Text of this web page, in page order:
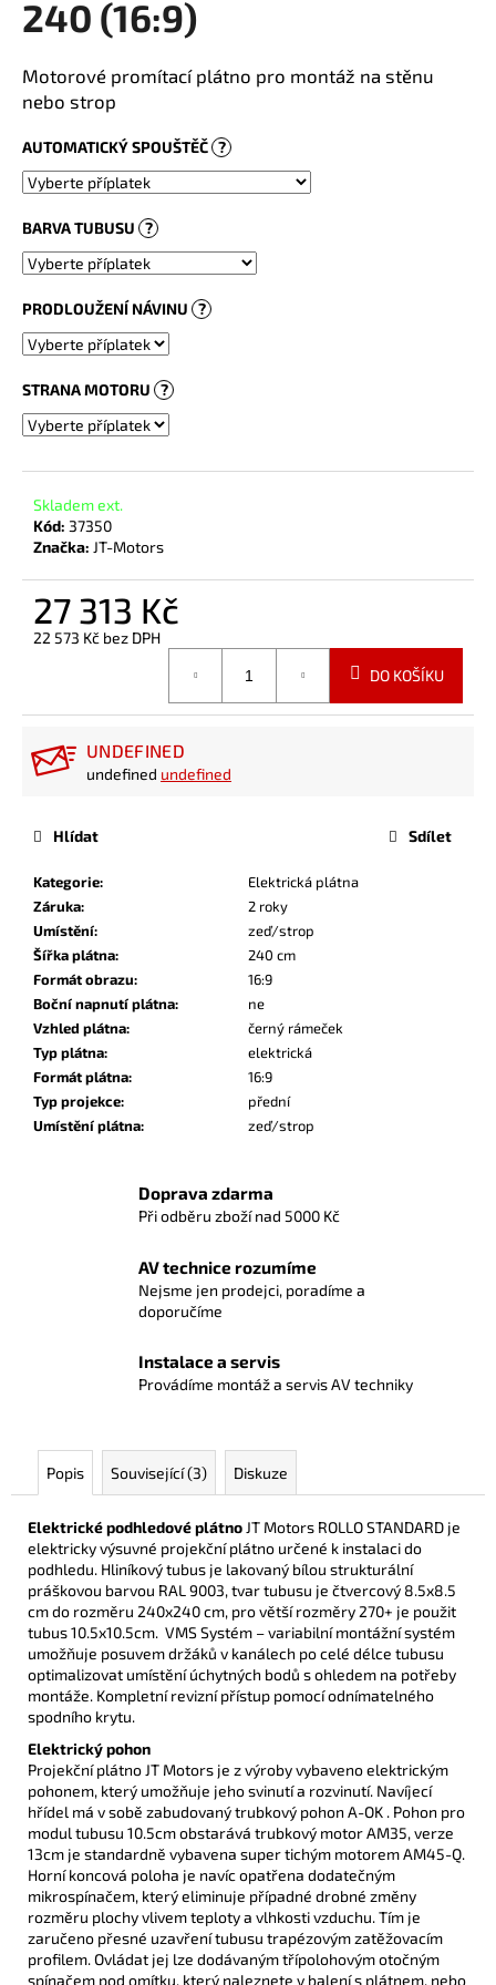
240 (16:9)
Motorové promítací plátno pro montáž na stěnu
nebo strop
AUTOMATICKÝ SPOUŠTĚČ ?
BARVA TUBUSU ?
PRODLOUŽENÍ NÁVINU ?
STRANA MOTORU ?
Skladem ext.
Kód: 37350
Značka: JT-Motors
27 313 Kč
22 573 Kč bez DPH
DO KOŠÍKU
UNDEFINED
undefined undefined
Kategorie:
Elektrická plátna
Záruka:
2 roky
Umístění:
zeď/strop
Šířka plátna:
240 cm
Formát obrazu:
16:9
Boční napnutí plátna:
ne
Vzhled plátna:
černý rámeček
Typ plátna:
elektrická
Formát plátna:
16:9
Typ projekce:
přední
Umístění plátna: zeď/strop
Hlídat Sdílet
Doprava zdarma
Při odběru zboží nad 5000 Kč
AV technice rozumíme
Nejsme jen prodejci, poradíme a
doporučíme
Instalace a servis
Provádíme montáž a servis AV techniky
Popis Související (3) Diskuze
Elektrické podhledové plátno JT Motors ROLLO STANDARD je
elektricky výsuvné projekční plátno určené k instalaci do
podhledu. Hliníkový tubus je lakovaný bílou strukturální
práškovou barvou RAL 9003, tvar tubusu je čtvercový 8.5x8.5
cm do rozměru 240x240 cm, pro větší rozměry 270+ je použit
tubus 10.5x10.5cm. VMS Systém – variabilní montážní systém
umožňuje posuvem držáků v kanálech po celé délce tubusu
optimalizovat umístění úchytných bodů s ohledem na potřeby
montáže. Kompletní revizní přístup pomocí odnímatelného
spodního krytu.
Elektrický pohon
Projekční plátno JT Motors je z výroby vybaveno elektrickým
pohonem, který umožňuje jeho svinutí a rozvinutí. Navíjecí
hřídel má v sobě zabudovaný trubkový pohon A-OK . Pohon pro
modul tubusu 10.5cm obstarává trubkový motor AM35, verze
13cm je standardně vybavena super tichým motorem AM45-Q.
Horní koncová poloha je navíc opatřena dodatečným
mikrospínačem, kterýeliminuje případné drobné změny
rozměru plochy vlivem teploty a vlhkosti vzduchu. Tím je
zaručeno přesné uzavření tubusu trapézovým zatěžovacím
profilem.Ovládat jej lze dodávaným třípolohovým otočným
spínačem pod omítku, který naleznete v balení s plátnem, nebo
a
í
t
?
HLEDAT